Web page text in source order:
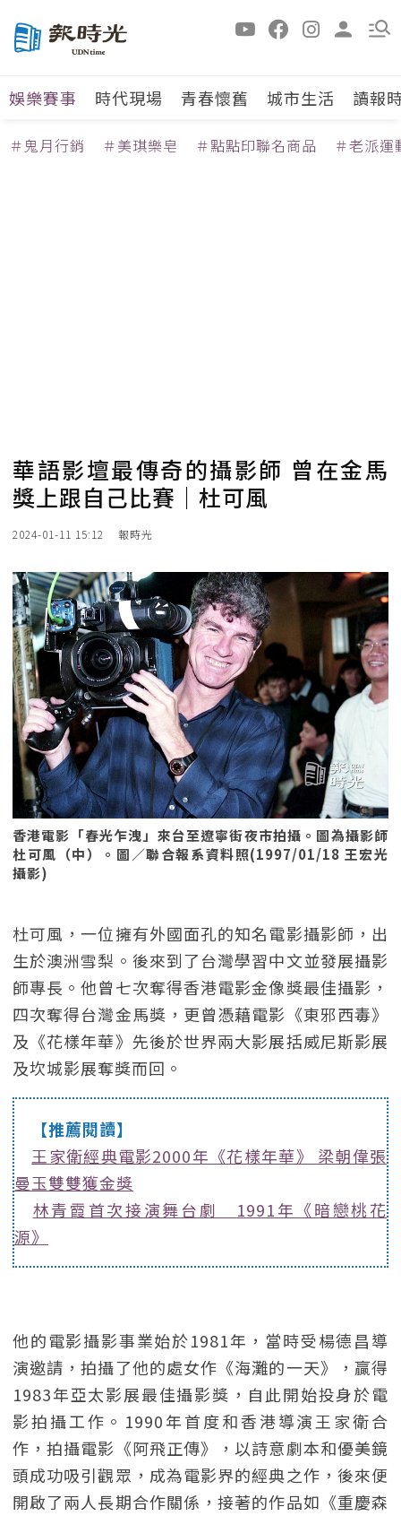
娛樂賽事 時代現場 青春懷舊 城市生活 讀報
＃鬼月行銷 ＃美琪樂皂 ＃點點印聯名商品 ＃老派運
華語影壇最傳奇的攝影師 曾在金馬
獎上跟自己比賽｜杜可風
2024-01-11 15:12 報時光
香港電影「春光乍洩」來台至遼寧街夜市拍攝。圖為攝影師
杜可風（中）。圖／聯合報系資料照(1997/01/18 王宏光
攝影)
杜可風，一位擁有外國面孔的知名電影攝影師，出
生於澳洲雪梨。後來到了台灣學習中文並發展攝影
師專長。他曾七次奪得香港電影金像獎最佳攝影，
四次奪得台灣金馬獎，更曾憑藉電影《東邪西毒》
及《花樣年華》先後於世界兩大影展括威尼斯影展
及坎城影展奪獎而回。
【推薦閱讀】
王家衛經典電影2000年《花樣年華》 梁朝偉張
曼玉雙雙獲金獎
林青霞首次接演舞台劇 1991年《暗戀桃花
源》
他的電影攝影事業始於1981年，當時受楊德昌導
演邀請，拍攝了他的處女作《海灘的一天》，贏得
1983年亞太影展最佳攝影獎，自此開始投身於電
影拍攝工作。1990年首度和香港導演王家衛合
作，拍攝電影《阿飛正傳》，以詩意劇本和優美鏡
頭成功吸引觀眾，成為電影界的經典之作，後來便
開啟了兩人長期合作關係，接著的作品如《重慶森